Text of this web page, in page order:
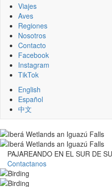
Viajes
Aves
Regiones
Nosotros
Contacto
Facebook
Instagram
TikTok
English
Español
中文
PAJAREANDO EN EL SUR DE
Contactanos